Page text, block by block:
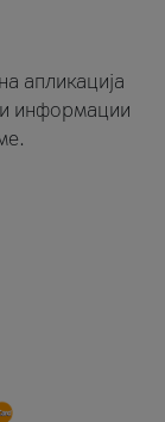
апликација
информации